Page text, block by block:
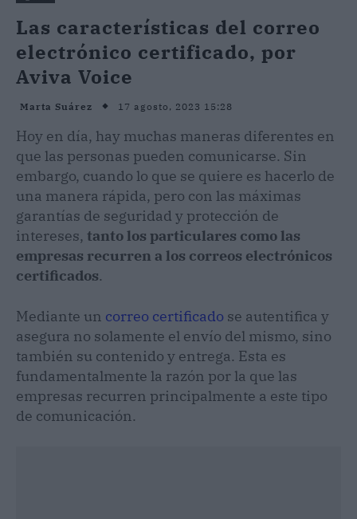
Las características del correo
electrónico certificado, por
Aviva Voice
Marta Suárez 17 agosto, 2023 15:28
Hoy en día, hay muchas maneras diferentes en
que las personas pueden comunicarse. Sin
embargo, cuando lo que se quiere es hacerlo de
una manera rápida, pero con las máximas
garantías de seguridad y protección de
intereses, tanto los particulares como las
empresas recurren a los correos electrónicos
certificados.
Mediante un correo certificado se autentifica y
asegura no solamente el envío del mismo, sino
también su contenido y entrega. Esta es
fundamentalmente la razón por la que las
empresas recurren principalmente a este tipo
de comunicación.